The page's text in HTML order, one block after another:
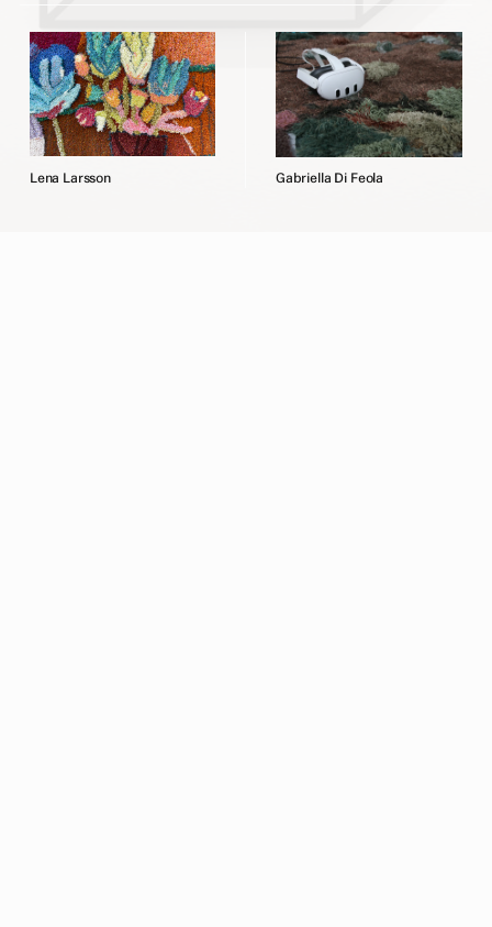
Lena Larsson Gabriella Di Feola